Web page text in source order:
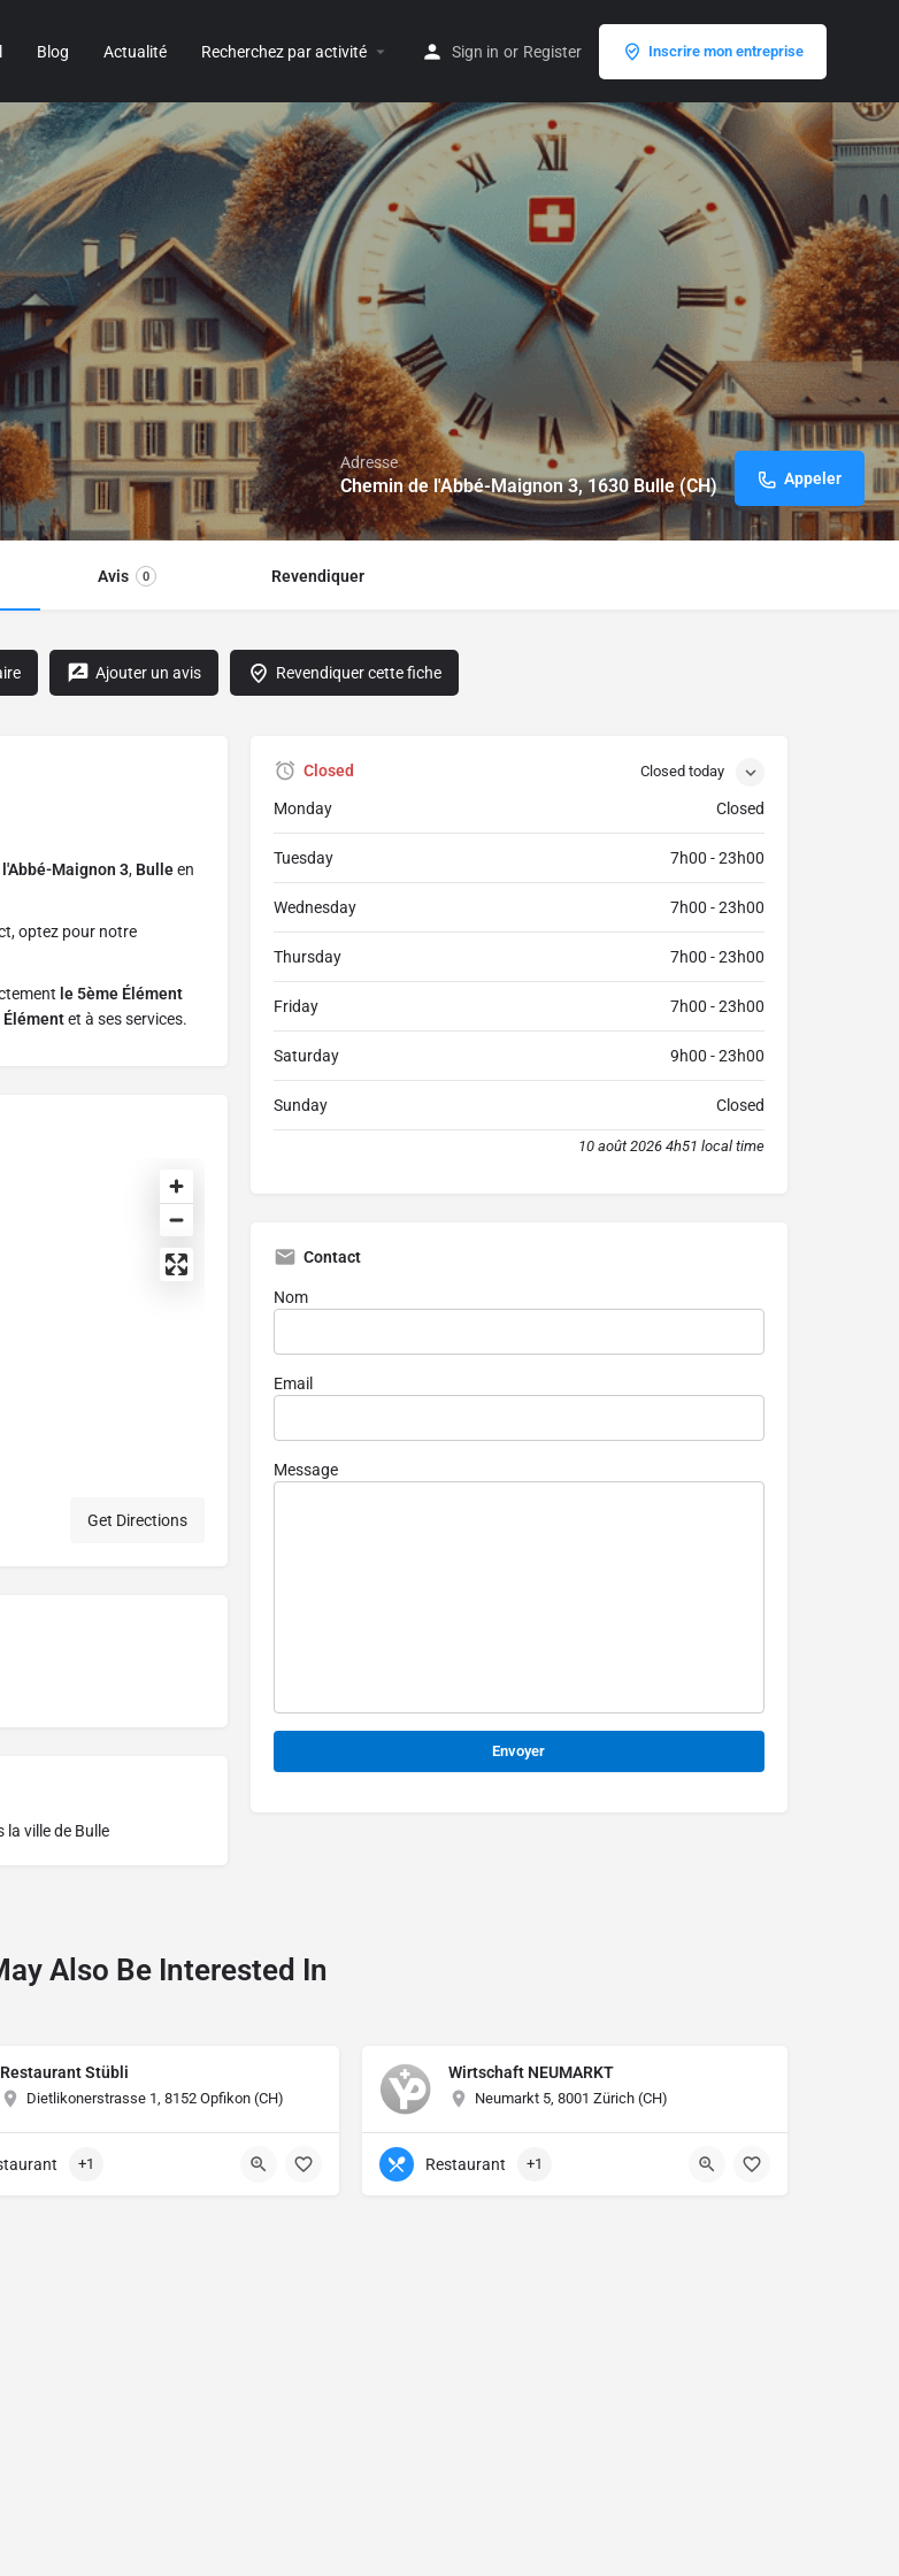
Blog Actualité Recherchez par activité Sign in or Register Inscrire mon entreprise
Adresse
Chemin de l'Abbé-Maignon 3, 1630 Bulle (CH) Appeler
Avis 0 Revendiquer
Ajouter un avis Revendiquer cette fiche
Maignon 3, Bulleen
optez pour notre
le 5ème Élément
Élémentet à ses services.
Get Directions
ville de Bulle
Closed Closed today
Monday Closed
Tuesday 7h00 - 23h00
Wednesday 7h00 - 23h00
Thursday 7h00 - 23h00
Friday 7h00 - 23h00
Saturday 9h00 - 23h00
Sunday Closed
10 août 2026 4h51 local time
Contact
Nom
Email
Message
Also Be Interested In
Restaurant Stübli
Dietlikonerstrasse 1, 8152 Opfikon (CH)
+1
Wirtschaft NEUMARKT
Neumarkt 5, 8001 Zürich (CH)
Restaurant +1